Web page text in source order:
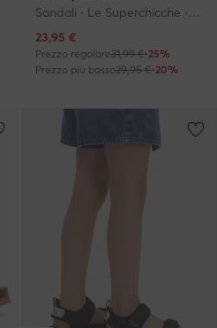
Sandali · Le Superchicche · Nero
Prezzo attuale
23,95 €
Prezzo regolare31,99 €-25%
Prezzo più basso29,95 €-20%